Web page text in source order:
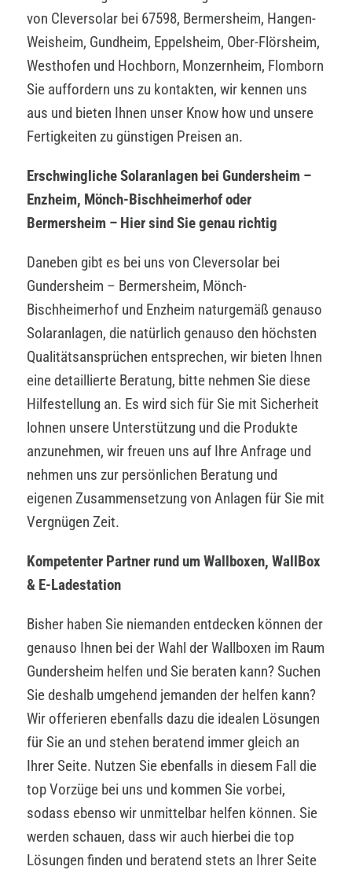
von Cleversolar bei 67598, Bermersheim, Hangen-
Weisheim, Gundheim, Eppelsheim, Ober-Flörsheim,
Westhofen und Hochborn, Monzernheim, Flomborn
Sie auffordern uns zu kontakten, wir kennen uns
aus und bieten Ihnen unser Know how und unsere
Fertigkeiten zu günstigen Preisen an.
Erschwingliche Solaranlagen bei Gundersheim –
Enzheim, Mönch-Bischheimerhof oder
Bermersheim – Hier sind Sie genau richtig
Daneben gibt es bei uns von Cleversolar bei
Gundersheim – Bermersheim, Mönch-
Bischheimerhof und Enzheim naturgemäß genauso
Solaranlagen, die natürlich genauso den höchsten
Qualitätsansprüchen entsprechen, wir bieten Ihnen
eine detaillierte Beratung, bitte nehmen Sie diese
Hilfestellung an. Es wird sich für Sie mit Sicherheit
lohnen unsere Unterstützung und die Produkte
anzunehmen, wir freuen uns auf Ihre Anfrage und
nehmen uns zur persönlichen Beratung und
eigenen Zusammensetzung von Anlagen für Sie mit
Vergnügen Zeit.
Kompetenter Partner rund um Wallboxen, WallBox
& E-Ladestation
Bisher haben Sie niemanden entdecken können der
genauso Ihnen bei der Wahl der Wallboxen im Raum
Gundersheim helfen und Sie beraten kann? Suchen
Sie deshalb umgehend jemanden der helfen kann?
Wir offerieren ebenfalls dazu die idealen Lösungen
für Sie an und stehen beratend immer gleich an
Ihrer Seite. Nutzen Sie ebenfalls in diesem Fall die
top Vorzüge bei uns und kommen Sie vorbei,
sodass ebenso wir unmittelbar helfen können. Sie
werden schauen, dass wir auch hierbei die top
Lösungen finden und beratend stets an Ihrer Seite